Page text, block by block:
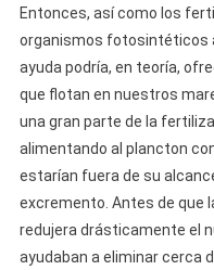
Entonces, así como los
organismos fotosintéticos
ayuda podría, en teoría,
que flotan en nuestros
una gran parte de la
alimentando al plancton
estarían fuera de su
excremento. Antes de que
redujera drásticamente el
ayudaban a eliminar cerca